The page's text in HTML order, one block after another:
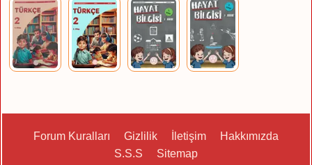
Forum Kuralları Gizlilik İletişim
Hakkımızda
S.S.S
Sitemap